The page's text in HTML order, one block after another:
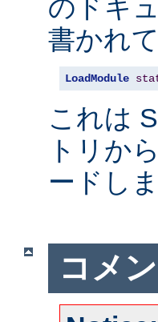
のドキ
書かれ
LoadModule
これは
トリか
ードしま
コメ